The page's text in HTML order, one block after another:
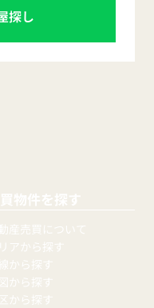
探し
物件を探す
産売買について
アから探す
から探す
から探す
から探す